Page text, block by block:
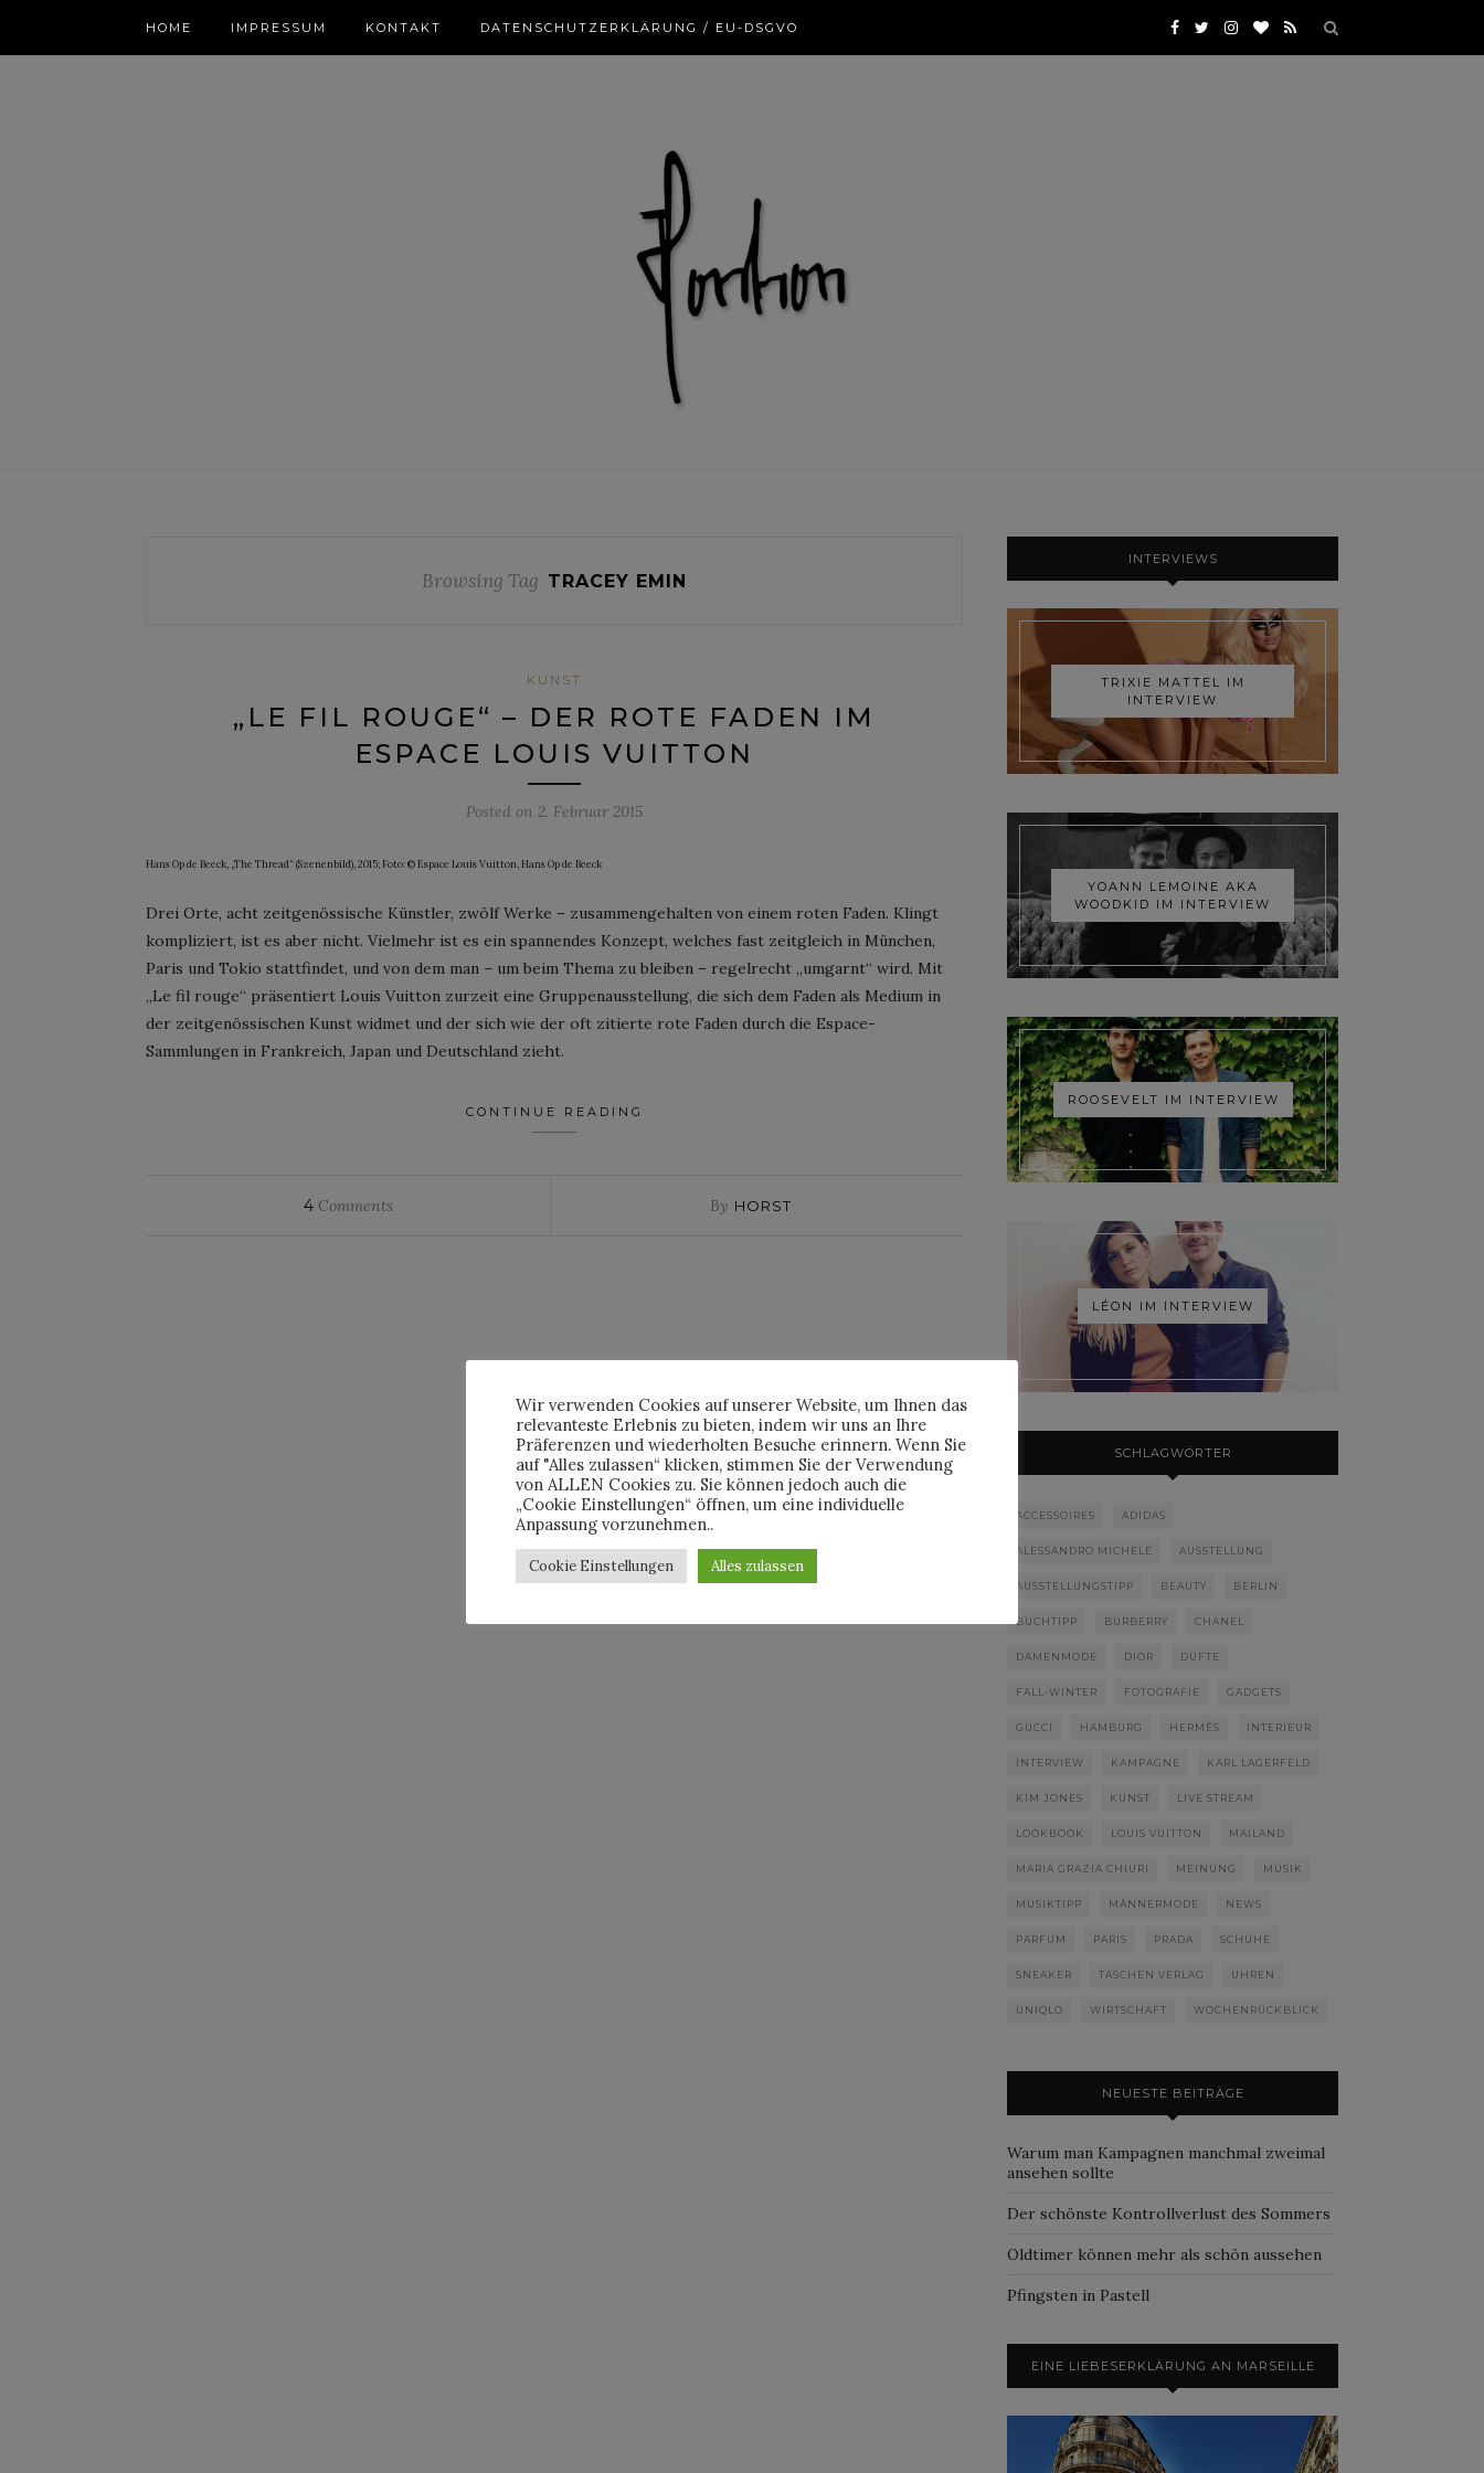
HOME IMPRESSUM KONTAKT DATENSCHUTZERKLÄRUNG / EU-DSGVO
Browsing Tag TRACEY EMIN
KUNST
„LE FIL ROUGE“ – DER ROTE FADEN IM
ESPACE LOUIS VUITTON
Posted on 2. Februar 2015
Hans Op de Beeck, „The Thread“ (Szenenbild), 2015; Foto: © Espace Louis Vuitton, Hans Op de Beeck
Drei Orte, acht zeitgenössische Künstler, zwölf Werke – zusammengehalten von einem roten Faden. Klingt
kompliziert, ist es aber nicht. Vielmehr ist es ein spannendes Konzept, welches fast zeitgleich in München,
Paris und Tokio stattfindet, und von dem man – um beim Thema zu bleiben – regelrecht „umgarnt“ wird. Mit
„Le fil rouge“ präsentiert Louis Vuitton zurzeit eine Gruppenausstellung, die sich dem Faden als Medium in
der zeitgenössischen Kunst widmet und der sich wie der oft zitierte rote Faden durch die Espace-
Sammlungen in Frankreich, Japan und Deutschland zieht.
CONTINUE READING
4Comments By HORST
INTERVIEWS
TRIXIE MATTEL IM
INTERVIEW
YOANN LEMOINE AKA
WOODKID IM INTERVIEW
ROOSEVELT IM INTERVIEW
LÉON IM INTERVIEW
SCHLAGWÖRTER
ACCESSOIRES ADIDAS
ALESSANDRO MICHELE AUSSTELLUNG
AUSSTELLUNGSTIPP BEAUTY BERLIN
BUCHTIPP BURBERRY CHANEL
DAMENMODE DIOR DÜFTE
FALL-WINTER FOTOGRAFIE GADGETS
GUCCI HAMBURG HERMÈS INTERIEUR
INTERVIEW KAMPAGNE KARL LAGERFELD
KIM JONES KUNST LIVE STREAM
LOOKBOOK LOUIS VUITTON MAILAND
MARIA GRAZIA CHIURI MEINUNG MUSIK
MUSIKTIPP MÄNNERMODE NEWS
PARFUM PARIS PRADA SCHUHE
SNEAKER TASCHEN VERLAG UHREN
UNIQLO WIRTSCHAFT WOCHENRÜCKBLICK
NEUESTE BEITRÄGE
Warum man Kampagnen manchmal zweimal
ansehen sollte
Der schönste Kontrollverlust des Sommers
Oldtimer können mehr als schön aussehen
Pfingsten in Pastell
EINE LIEBESERKLÄRUNG AN MARSEILLE
Wir verwenden Cookies auf unserer Website, um Ihnen das
relevanteste Erlebnis zu bieten, indem wir uns an Ihre
Präferenzen und wiederholten Besuche erinnern. Wenn Sie
auf "Alles zulassen“ klicken, stimmen Sie der Verwendung
von ALLEN Cookies zu. Sie können jedoch auch die
„Cookie Einstellungen“ öffnen, um eine individuelle
Anpassung vorzunehmen..
Cookie Einstellungen Alles zulassen